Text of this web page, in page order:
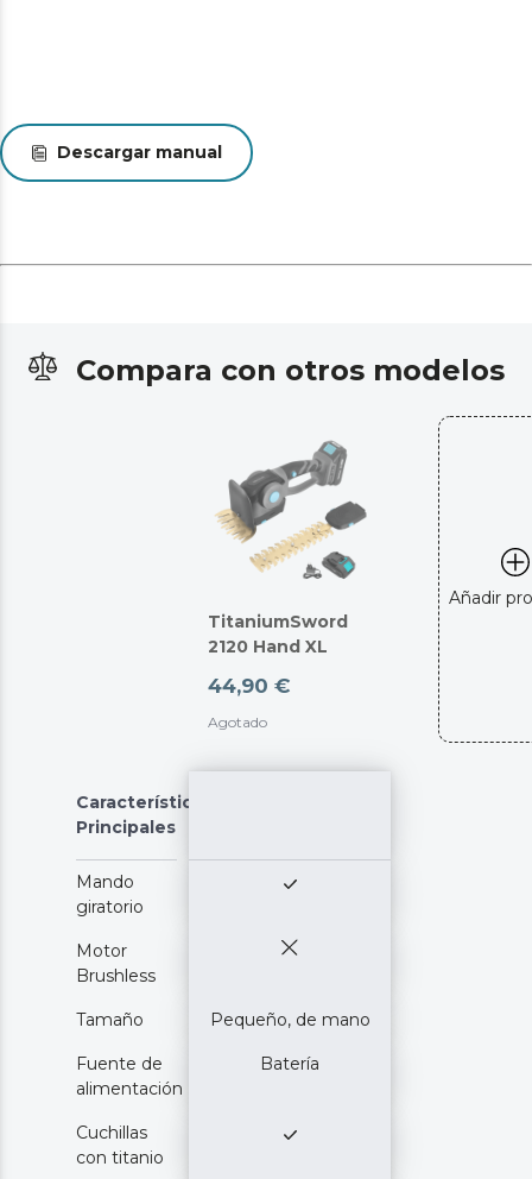
Descargar manual
Compara con otros modelos
TitaniumSword
2120 Hand XL
44,90 €
Agotado
Añadir
Características
Principales
Mando
giratorio
Motor
Brushless
Tamaño Pequeño, de mano
Fuente de
alimentación
Batería
Cuchillas
con titanio